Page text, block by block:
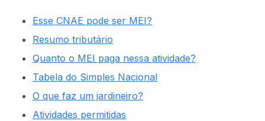
Esse CNAE pode ser MEI?
Resumo tributário
Quanto o MEI paga nessa atividade?
Tabela do Simples Nacional
O que faz um jardineiro?
Atividades permitidas